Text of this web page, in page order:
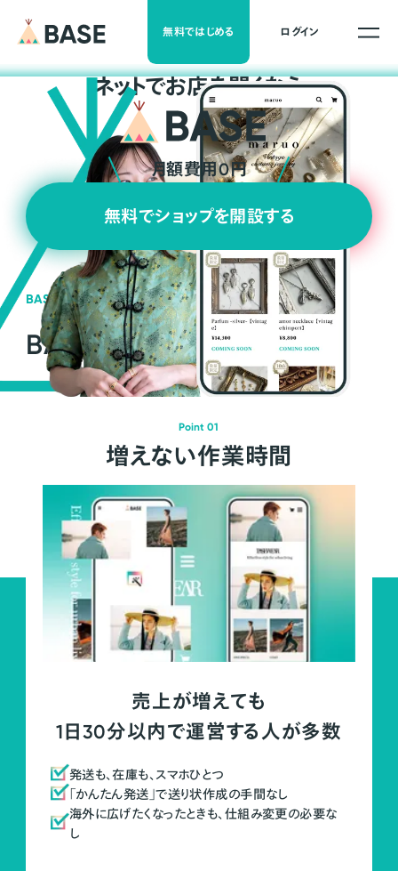
無料ではじめる ログイン
ネットでお店を開くなら
月額費用0円
無料でショップを開設する
BASEの強み
BASEが強い3つの理由
Point 01
増えない作業時間
売上が増えても
1日30分以内で運営する人が多数
発送も、在庫も、スマホひとつ
「かんたん発送」で送り状作成の手間なし
海外に広げたくなったときも、仕組み変更の必要な
し